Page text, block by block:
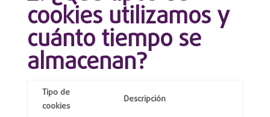
cookies utilizamos y
cuánto tiempo se
almacenan?
Tipo de
cookies
Descripción